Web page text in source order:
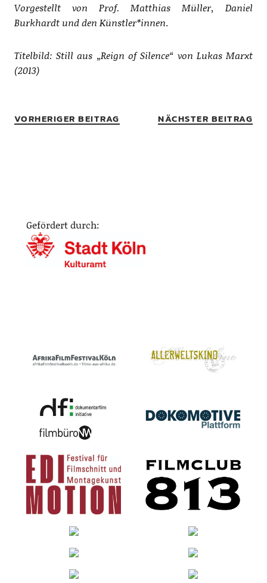
Vorgestellt von Prof. Matthias Müller, Daniel
Burkhardt und den Künstler*innen.
Titelbild: Still aus „Reign of Silence“ von Lukas Marxt
(2013)
VORHERIGER BEITRAG NÄCHSTER BEITRAG
Gefördert durch: